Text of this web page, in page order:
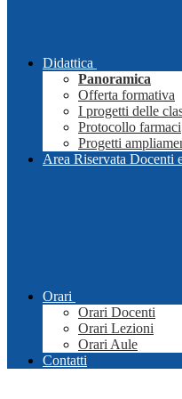
Didattica
Panoramica
Offerta formativa
I progetti delle
Protocollo farmaci
Progetti
Area Riservata Docenti
Orari
Orari Docenti
Orari Lezioni
Orari Aule
Contatti